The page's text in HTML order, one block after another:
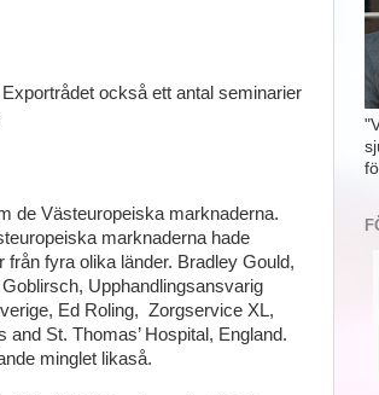
också ett antal seminarier
de Västeuropeiska marknaderna.
marknaderna hade
fyra olika länder. Bradley Gould,
Upphandlingsansvarig
Ed Roling, Zorgservice XL,
and St. Thomas’ Hospital, England.
minglet likaså.